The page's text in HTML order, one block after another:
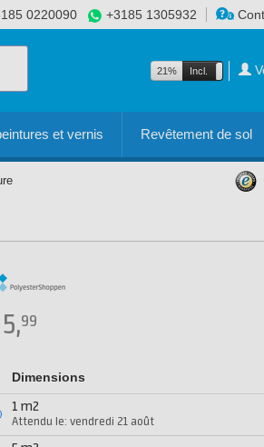
0220090 +3185 1305932
21% Incl. Excl.
et vernis Revêtement de sol
5,99
Dimensions
1 m2
Attendu le: vendredi 21 août